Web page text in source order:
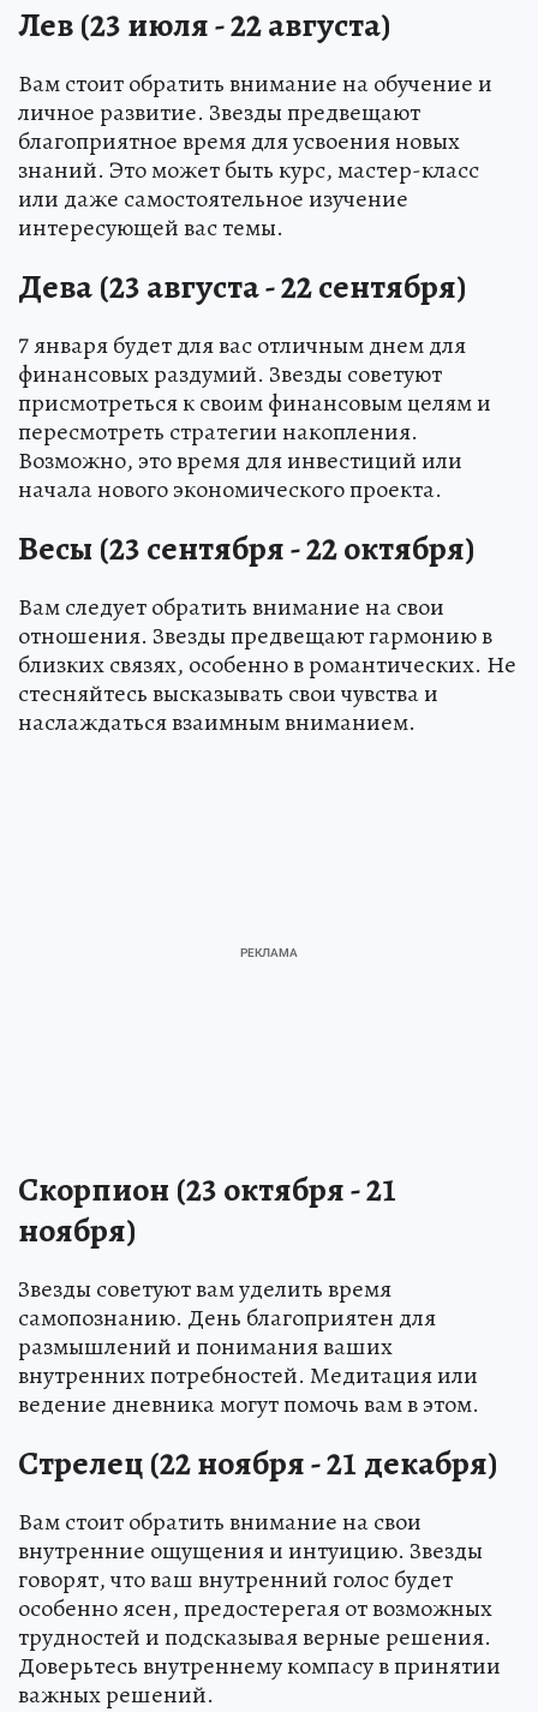
Лев (23 июля - 22 августа)
Вам стоит обратить внимание на обучение и
личное развитие. Звезды предвещают
благоприятное время для усвоения новых
знаний. Это может быть курс, мастер-класс
или даже самостоятельное изучение
интересующей вас темы.
Дева (23 августа - 22 сентября)
7 января будет для вас отличным днем для
финансовых раздумий. Звезды советуют
присмотреться к своим финансовым целям и
пересмотреть стратегии накопления.
Возможно, это время для инвестиций или
начала нового экономического проекта.
Весы (23 сентября - 22 октября)
Вам следует обратить внимание на свои
отношения. Звезды предвещают гармонию в
близких связях, особенно в романтических. Не
стесняйтесь высказывать свои чувства и
наслаждаться взаимным вниманием.
Скорпион (23 октября - 21
ноября)
Звезды советуют вам уделить время
самопознанию. День благоприятен для
размышлений и понимания ваших
внутренних потребностей. Медитация или
ведение дневника могут помочь вам в этом.
Стрелец (22 ноября - 21 декабря)
Вам стоит обратить внимание на свои
внутренние ощущения и интуицию. Звезды
говорят, что ваш внутренний голос будет
особенно ясен, предостерегая от возможных
трудностей и подсказывая верные решения.
Доверьтесь внутреннему компасу в принятии
важных решений.